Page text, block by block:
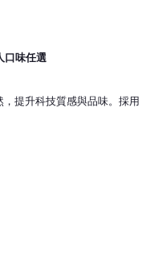
口味任選
提升科技質感與品味。採用